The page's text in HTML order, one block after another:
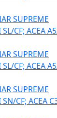
SUPREME
CF; ACEA
SUPREME
CF; ACEA
SUPREME
CF; ACEA